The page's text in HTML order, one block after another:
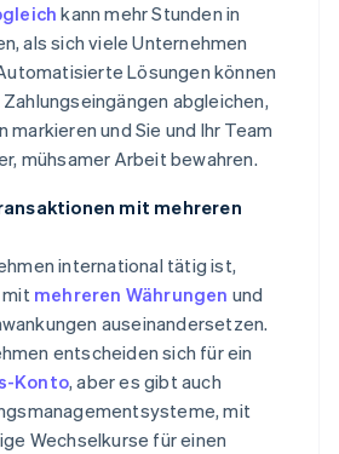
kann mehr Stunden in
als sich viele Unternehmen
Lösungen können
abgleichen,
und Sie und Ihr Team
mühsamer Arbeit bewahren.
mit mehreren
international tätig ist,
mit mehreren Währungen und
auseinandersetzen.
entscheiden sich für ein
Konto, aber es gibt auch
mit
Wechselkurse für einen